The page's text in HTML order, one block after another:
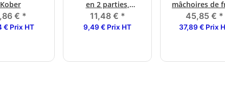
Kober
€ *
€ Prix HT
en 2 parties,
90x50mm, galvanisé
11,48 € *
9,49 € Prix HT
mâchoires de
160 x 35
1635/1636/1637
45,85 € *
37,89 € Prix